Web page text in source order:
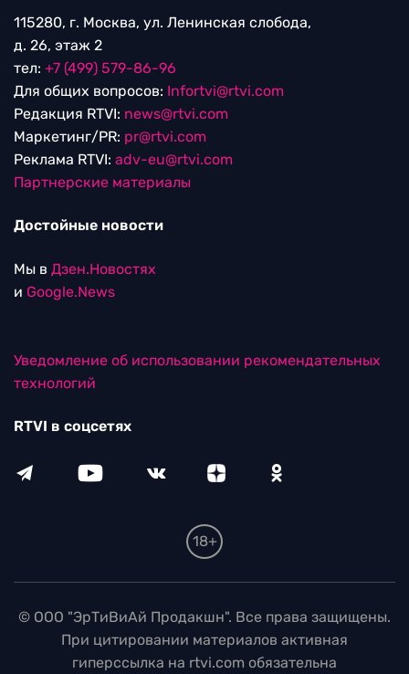
115280, г. Москва, ул. Ленинская слобода,
д. 26, этаж 2
тел: +7 (499) 579-86-96
Для общих вопросов: Infortvi@rtvi.com
Редакция RTVI: news@rtvi.com
Маркетинг/PR: pr@rtvi.com
Реклама RTVI: adv-eu@rtvi.com
Партнерские материалы
Достойные новости
Мы в Дзен.Новостях
и Google.News
Уведомление об использовании рекомендательных
технологий
RTVI в соцсетях
18+
© ООО "ЭрТиВиАй Продакшн". Все права защищены.
При цитировании материалов активная
гиперссылка на rtvi.com обязательна